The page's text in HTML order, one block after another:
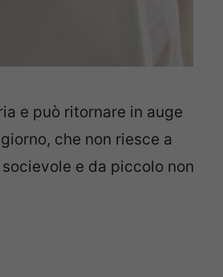
e può ritornare in auge
che non riesce a
e da piccolo non